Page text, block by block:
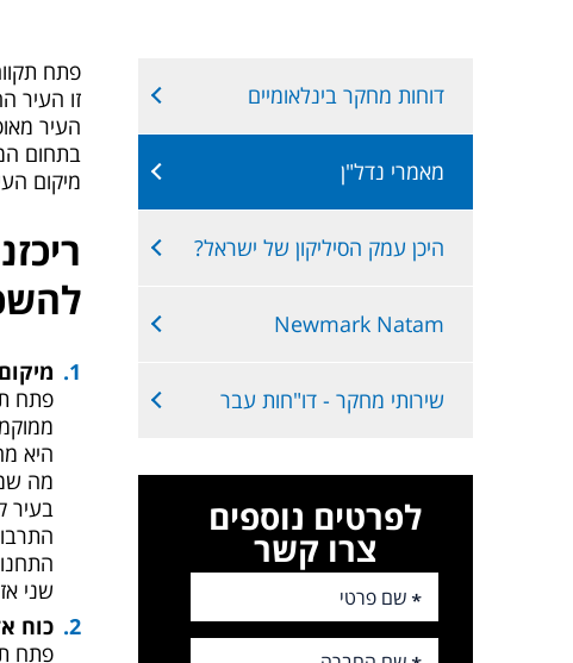
פתח
זו העיר
העיר
בתחום
מיקום
פתח
ממוקמת
היא
מה
בעיר
שני
כוח
פתח
דוחות מחקר בינלאומיים
מאמרי נדל"ן
היכן עמק הסיליקון של ישראל?
Newmark Natam
שירותי מחקר - דו"חות עבר
לפרטים נוספים
צרו קשר